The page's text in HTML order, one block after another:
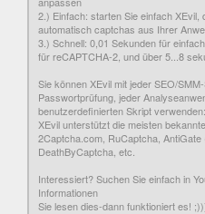
2.) Einfach: starten Sie einfach
automatisch captchas aus Ihrer
3.) Schnell: 0,01 Sekunden für
für reCAPTCHA-2, und über 5...8
Sie können XEvil mit jeder SEO/
Passwortprüfung, jeder
benutzerdefinierten Skript verwenden:
XEvil unterstützt die meisten
2Captcha.com, RuCaptcha, AntiGate
DeathByCaptcha, etc.
Interessiert? Suchen Sie einfach in
Informationen
Sie lesen dies-dann funktioniert es!